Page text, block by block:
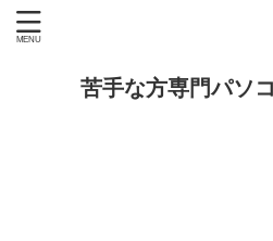
苦手な方専門パソ